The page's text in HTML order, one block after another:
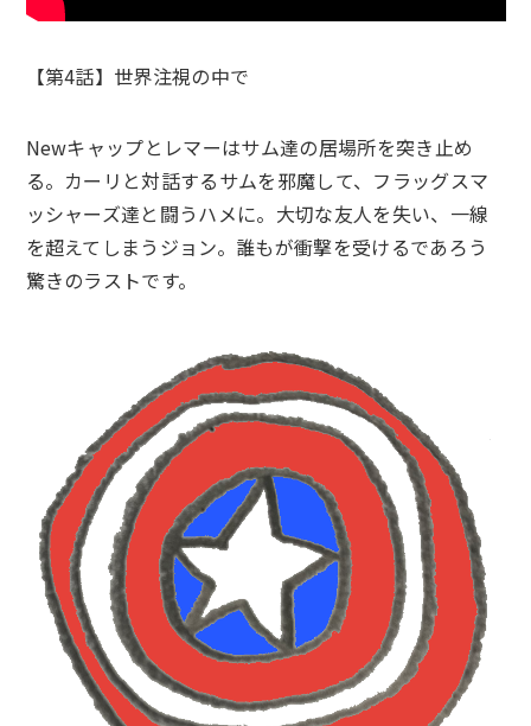
【第4話】世界注視の中で
Newキャップとレマーはサム達の居場所を突き止め
る。カーリと対話するサムを邪魔して、フラッグスマ
ッシャーズ達と闘うハメに。大切な友人を失い、一線
を超えてしまうジョン。誰もが衝撃を受けるであろう
驚きのラストです。